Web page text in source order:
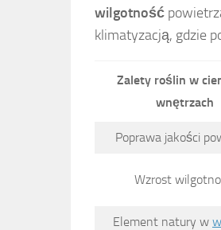
wilgotność
klimatyzacją, gdzie
Zalety roślin w
wnętrzach
Poprawa jakości
Wzrost
Element natury w